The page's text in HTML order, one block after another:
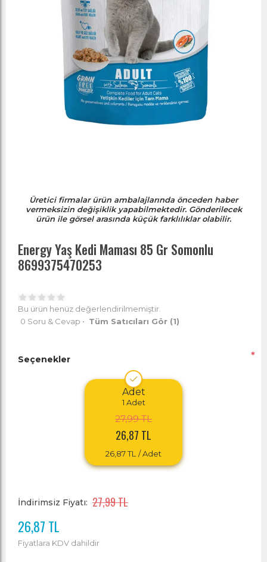
Üretici firmalar ürün ambalajlarında önceden haber
vermeksizin değişiklik yapabilmektedir. Gönderilecek
ürün ile görsel arasında küçük farklılıklar olabilir.
Energy Yaş Kedi Maması 85 Gr Somonlu
8699375470253
Bu ürün henüz değerlendirilmemiştir.
0 Soru & Cevap • Tüm Satıcıları Gör (1)
Seçenekler *
Adet
1 Adet
27,99 TL
26,87 TL
26,87 TL / Adet
İndirimsiz Fiyatı: 27,99 TL
26,87 TL
Fiyatlara KDV dahildir